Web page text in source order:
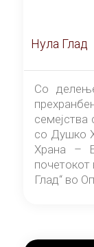
Нула Глад
Со
семејства
со Душко
Храна –
почетокот
Глад“ во